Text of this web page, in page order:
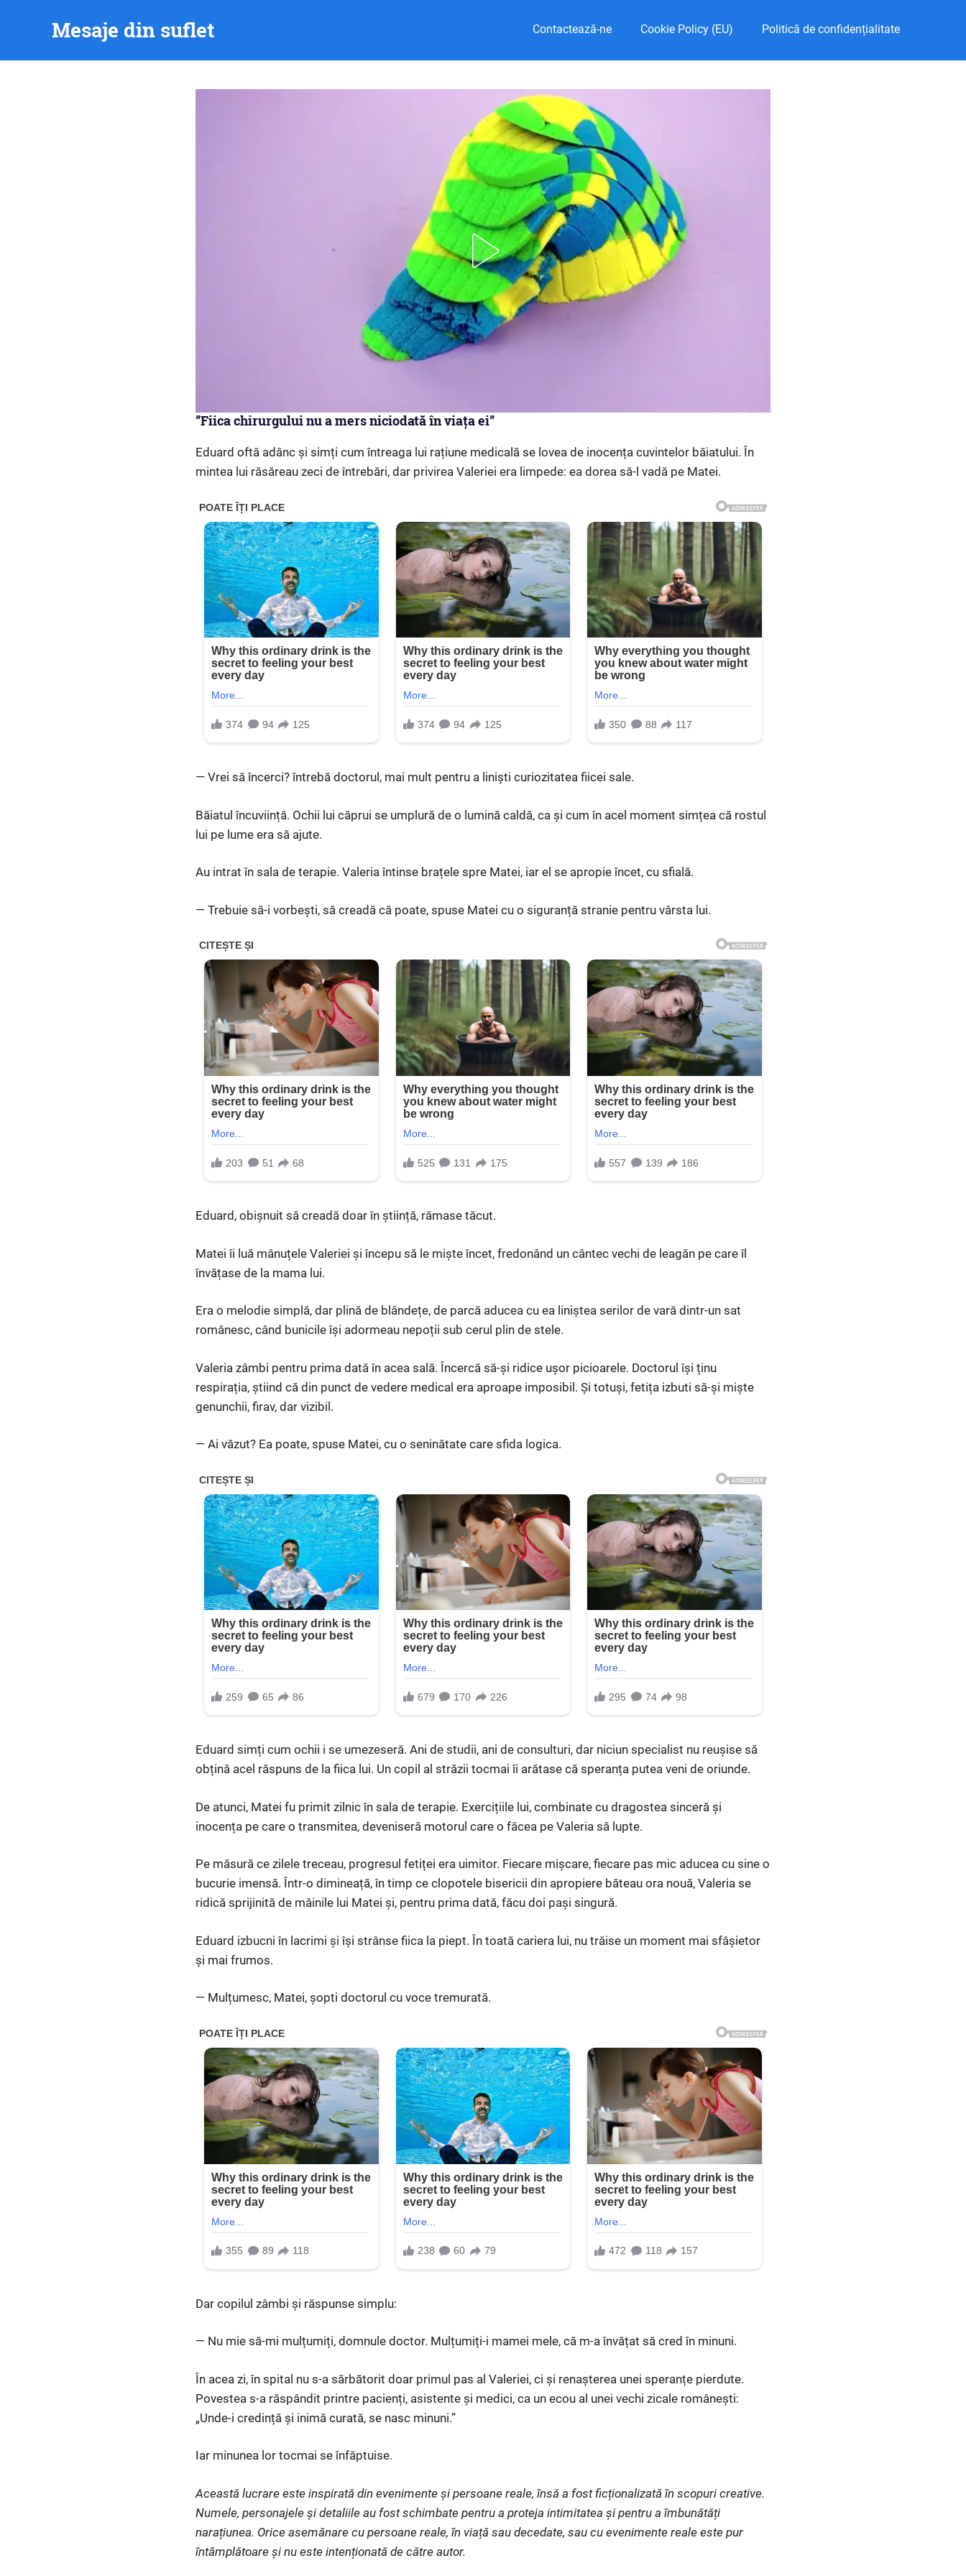
Mesaje din suflet Contactează-ne Cookie Policy (EU) Politică de confidențialitate
”Fiica chirurgului nu a mers niciodată în viața ei”
Eduard oftă adânc și simți cum întreaga lui rațiune medicală se lovea de inocența cuvintelor băiatului. În
mintea lui răsăreau zeci de întrebări, dar privirea Valeriei era limpede: ea dorea să-l vadă pe Matei.
— Vrei să încerci? întrebă doctorul, mai mult pentru a liniști curiozitatea fiicei sale.
Băiatul încuviință. Ochii lui căprui se umplură de o lumină caldă, ca și cum în acel moment simțea că rostul
lui pe lume era să ajute.
Au intrat în sala de terapie. Valeria întinse brațele spre Matei, iar el se apropie încet, cu sfială.
— Trebuie să-i vorbești, să creadă că poate, spuse Matei cu o siguranță stranie pentru vârsta lui.
Eduard, obișnuit să creadă doar în știință, rămase tăcut.
Matei îi luă mânuțele Valeriei și începu să le miște încet, fredonând un cântec vechi de leagăn pe care îl
învățase de la mama lui.
Era o melodie simplă, dar plină de blândețe, de parcă aducea cu ea liniștea serilor de vară dintr-un sat
românesc, când bunicile își adormeau nepoții sub cerul plin de stele.
Valeria zâmbi pentru prima dată în acea sală. Încercă să-și ridice ușor picioarele. Doctorul își ținu
respirația, știind că din punct de vedere medical era aproape imposibil. Și totuși, fetița izbuti să-și miște
genunchii, firav, dar vizibil.
— Ai văzut? Ea poate, spuse Matei, cu o seninătate care sfida logica.
Eduard simți cum ochii i se umezeseră. Ani de studii, ani de consulturi, dar niciun specialist nu reușise să
obțină acel răspuns de la fiica lui. Un copil al străzii tocmai îi arătase că speranța putea veni de oriunde.
De atunci, Matei fu primit zilnic în sala de terapie. Exercițiile lui, combinate cu dragostea sinceră și
inocența pe care o transmitea, deveniseră motorul care o făcea pe Valeria să lupte.
Pe măsură ce zilele treceau, progresul fetiței era uimitor. Fiecare mișcare, fiecare pas mic aducea cu sine o
bucurie imensă. Într-o dimineață, în timp ce clopotele bisericii din apropiere băteau ora nouă, Valeria se
ridică sprijinită de mâinile lui Matei și, pentru prima dată, făcu doi pași singură.
Eduard izbucni în lacrimi și își strânse fiica la piept. În toată cariera lui, nu trăise un moment mai sfâșietor
și mai frumos.
— Mulțumesc, Matei, șopti doctorul cu voce tremurată.
Dar copilul zâmbi și răspunse simplu:
— Nu mie să-mi mulțumiți, domnule doctor. Mulțumiți-i mamei mele, că m-a învățat să cred în minuni.
În acea zi, în spital nu s-a sărbătorit doar primul pas al Valeriei, ci și renașterea unei speranțe pierdute.
Povestea s-a răspândit printre pacienți, asistente și medici, ca un ecou al unei vechi zicale românești:
„Unde-i credință și inimă curată, se nasc minuni.”
Iar minunea lor tocmai se înfăptuise.
Această lucrare este inspirată din evenimente și persoane reale, însă a fost ficționalizată în scopuri creative.
Numele, personajele și detaliile au fost schimbate pentru a proteja intimitatea și pentru a îmbunătăți
narațiunea. Orice asemănare cu persoane reale, în viață sau decedate, sau cu evenimente reale este pur
întâmplătoare și nu este intenționată de către autor.